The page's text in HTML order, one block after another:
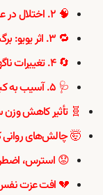
🧠 ۲. اختلال در عملکرد مغز، حافظه و تمرکز
🔁 ۳. اثر یویو: برگشت سریع وزن
🔄 ۴. تغییرات ناگهانی هورمونی
🩺 ۵. آسیب به کبد و کلیه
🧬 تأثیر کاهش
🤯 چالش‌های
😟 استرس،
💔 افت عزت